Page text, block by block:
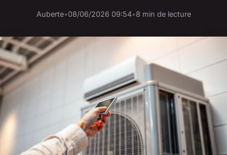
Auberte•08/06/2026 09:54•8 min de lecture